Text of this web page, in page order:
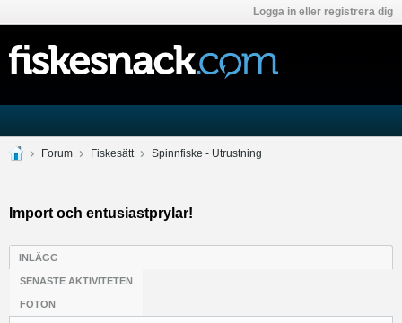
Logga in eller registrera dig
Forum Fiskesätt Spinnfiske - Utrustning
Import och entusiastprylar!
INLÄGG
SENASTE AKTIVITETEN
FOTON